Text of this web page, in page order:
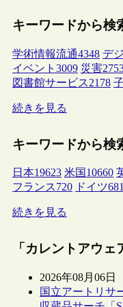
キーワードから検
学術情報流通4348 デ
イベント 3009 災害
図書館サービス2178
続きを見る
キーワードから検
日本19623 米国 10660
フランス720 ドイツ681
続きを見る
「カレントアウ
2026年08月06日
国立アートリサ